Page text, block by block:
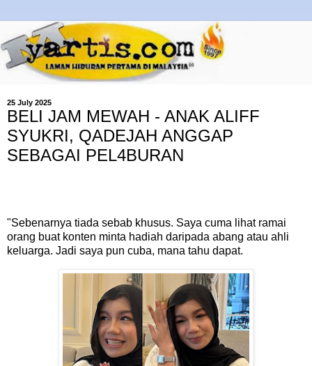
25 July 2025
BELI JAM MEWAH - ANAK ALIFF
SYUKRI, QADEJAH ANGGAP
SEBAGAI PEL4BURAN
"Sebenarnya tiada sebab khusus. Saya cuma lihat ramai
orang buat konten minta hadiah daripada abang atau ahli
keluarga. Jadi saya pun cuba, mana tahu dapat.